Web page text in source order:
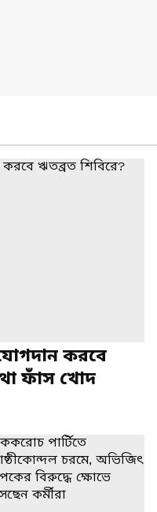
করবে
ফাঁস খোদ